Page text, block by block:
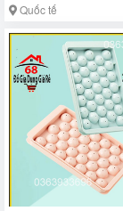
Quốc tế